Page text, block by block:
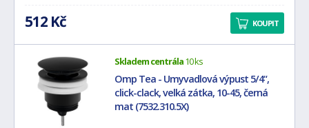
512 Kč KOUPIT
Skladem centrála10 ks
Omp Tea - Umyvadlová výpust 5/4“,
click-clack, velká zátka, 10-45, černá
mat (7532.310.5X)